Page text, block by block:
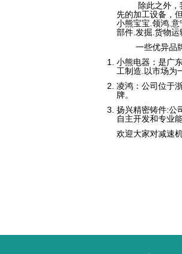
除此之外，我
先的加工设备，
小熊宝宝.领鸿.
部件.发掘.货物
一些优异品牌
小熊电器：是广
工制造.以市场为
凌鸿：公司位于
牌。
扬兴精密铸件:公
自主开发和专业
欢迎大家对减速